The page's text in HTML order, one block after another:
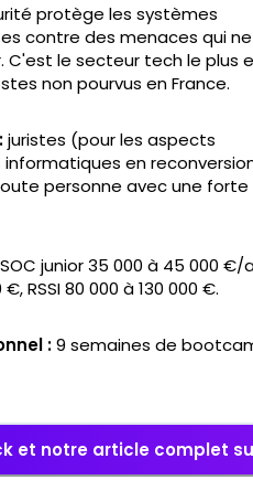
protège les systèmes
contre des menaces qui ne
C'est le secteur tech le plus
non pourvus en France.
juristes (pour les aspects
en
personne avec une forte
junior 35 000 à 45 000 €/
RSSI 80 000 à 130 000 €.
:9 semaines de
et notre article complet